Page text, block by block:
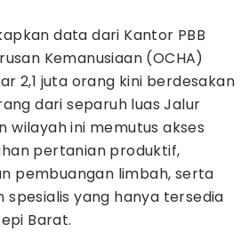
data dari Kantor PBB
Kemanusiaan (OCHA)
2,1 juta orang kini berdesakan
dari separuh luas Jalur
wilayah ini memutus akses
pertanian produktif,
pembuangan limbah, serta
spesialis yang hanya tersedia
Barat.